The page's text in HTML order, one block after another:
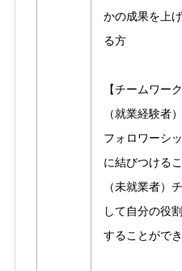
かの成果を上
る方
【チームワーク
（就業経験者
フォロワーシ
に結びつける
（未就業者）
して自分の役
することがで